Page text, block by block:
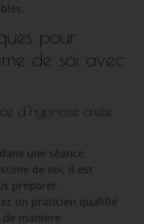
pour
de soi avec
d’hypnose axée
une séance
de soi, il est
préparer.
un praticien qualifié
manière